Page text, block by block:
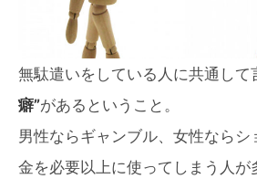
無駄遣いをしている人に共通して
癖”があるということ。
男性ならギャンブル、女性ならシ
金を必要以上に使ってしまう人が